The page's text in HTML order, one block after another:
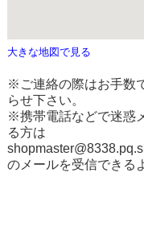
大きな地図で見る
※ご連絡の際はお手数
らせ下さい。
※携帯電話などで迷惑
る方は
のメールを受信できる